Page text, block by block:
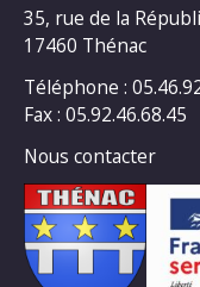
35, rue de la
17460 Thénac
Téléphone :
Fax : 05.92.46.68.45
Nous contacter